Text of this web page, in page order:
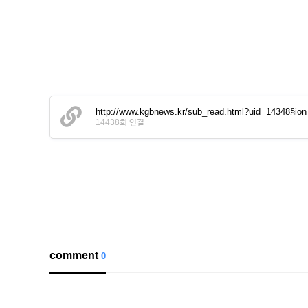
http://www.kgbnews.kr/
14438회 연결
comment0